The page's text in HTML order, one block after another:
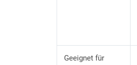
Geeignet für